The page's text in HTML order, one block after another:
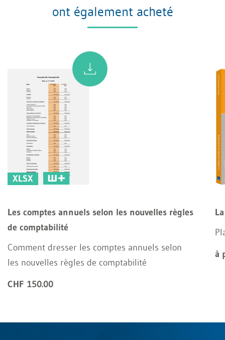
ont également acheté
XLSX
Les comptes annuels selon les nouvelles règles
de comptabilité
Comment dresser les comptes annuels selon
les nouvelles règles de comptabilité
CHF 150.00
à